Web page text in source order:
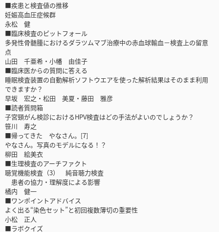
■疾患と検査値の推移
妊娠高血圧症候群
永松 健
■臨床検査のピットフォール
多発性骨髄腫におけるダラツムマブ治療中の赤血球輸血－検査上の留意
点
山田 千亜希・小幡 由佳子
■臨床医からの質問に答える
睡眠検査装置の自動解析ソフトウエアを使った解析結果はそのまま利用
できますか？
早坂 宏之・松田 美夏・藤田 雅彦
■読者質問箱
子宮頸がん検診におけるHPV検査はどの手法がよいのでしょうか？
笹川 寿之
■帰ってきた やなさん。[7]
やなさん。写真のモデルになる！？
柳田 絵美衣
■生理検査のアーチファクト
聴覚機能検査（3） 純音聴力検査
患者の協力・理解度による影響
橘内 健一
■ワンポイントアドバイス
よく出る“染色セット”と初回複数薄切の重要性
小松 正人
■ラボクイズ